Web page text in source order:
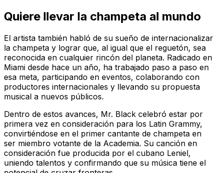
Quiere llevar la champeta al mundo
El artista también habló de su sueño de internacionalizar
la champeta y lograr que, al igual que el reguetón, sea
reconocida en cualquier rincón del planeta. Radicado en
Miami desde hace un año, ha trabajado paso a paso en
esa meta, participando en eventos, colaborando con
productores internacionales y llevando su propuesta
musical a nuevos públicos.
Dentro de estos avances, Mr. Black celebró estar por
primera vez en consideración para los Latin Grammy,
convirtiéndose en el primer cantante de champeta en
ser miembro votante de la Academia. Su canción en
consideración fue producida por el cubano Leniel,
uniendo talentos y confirmando que su música tiene el